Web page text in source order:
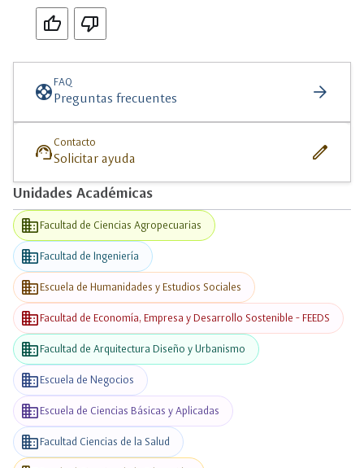
Si No
supportFAQ
Preguntas frecuentes arrow_forward
support_agent Contacto
Solicitar ayuda edit
Unidades Académicas
businessFacultad de Ciencias Agropecuarias
businessFacultad de Ingeniería
businessEscuela de Humanidades y Estudios Sociales
businessFacultad de Economía, Empresa y Desarrollo Sostenible - FEEDS
businessFacultad de Arquitectura Diseño y Urbanismo
businessEscuela de Negocios
businessEscuela de Ciencias Básicas y Aplicadas
businessFacultad Ciencias de la Salud